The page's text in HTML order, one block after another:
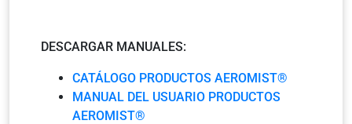
DESCARGAR MANUALES:
CATÁLOGO PRODUCTOS AEROMIST®
MANUAL DEL USUARIO PRODUCTOS
AEROMIST®